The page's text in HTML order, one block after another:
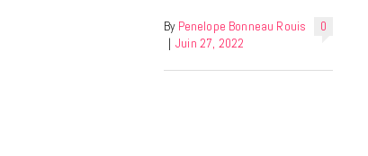
0
By Penelope Bonneau Rouis
| Juin 27, 2022